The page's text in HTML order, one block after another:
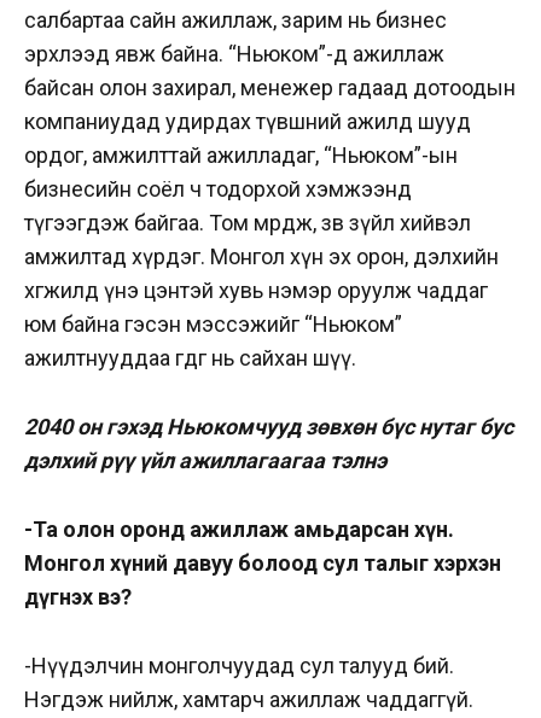
салбартаа сайн ажиллаж, зарим нь бизнес
эрхлээд явж байна. “Ньюком”-д ажиллаж
байсан олон захирал, менежер гадаад дотоодын
компаниудад удирдах түвшний ажилд шууд
ордог, амжилттай ажилладаг, “Ньюком”-ын
бизнесийн соёл ч тодорхой хэмжээнд
түгээгдэж байгаа. Том мөрөөдөж, зөв зүйл хийвэл
амжилтад хүрдэг. Монгол хүн эх орон, дэлхийн
хөгжилд үнэ цэнтэй хувь нэмэр оруулж чаддаг
юм байна гэсэн мэссэжийг “Ньюком”
ажилтнууддаа өгдөг нь сайхан шүү.
2040 он гэхэд Ньюкомчууд зөвхөн бүс нутаг бус
дэлхий рүү үйл ажиллагаагаа тэлнэ
-Та олон оронд ажиллаж амьдарсан хүн.
Монгол хүний давуу болоод сул талыг хэрхэн
дүгнэх вэ?
-Нүүдэлчин монголчуудад сул талууд бий.
Нэгдэж нийлж, хамтарч ажиллаж чаддаггүй.